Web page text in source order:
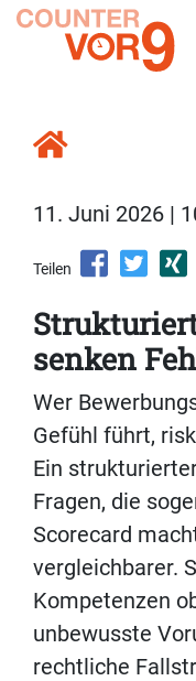
11. Juni 2026 |
Teilen
senken
Wer
Gefühl führt,
Ein
Fragen, die
Scorecard
vergleichbarer.
Kompetenzen
unbewusste
rechtliche